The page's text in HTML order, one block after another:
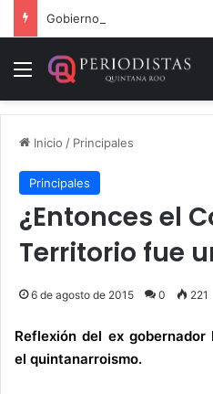
Menú
Inicio / Principales
Principales
¿Entonces el
Territorio fue
6 de agosto de 2015 0 221
Reflexión del ex
el quintanarroismo.